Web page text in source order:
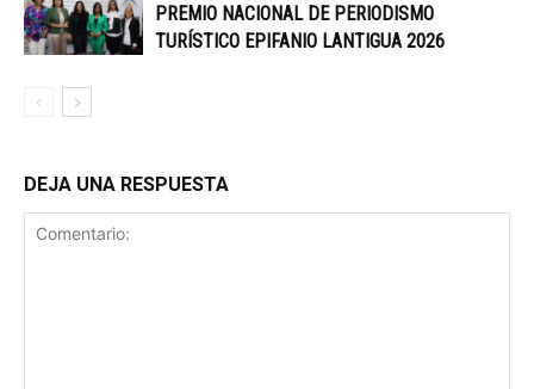
PREMIO NACIONAL DE PERIODISMO
TURÍSTICO EPIFANIO LANTIGUA 2026
DEJA UNA RESPUESTA